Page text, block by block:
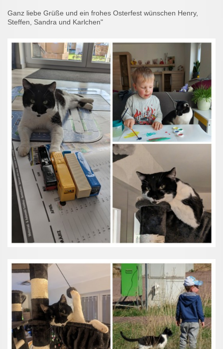
Ganz liebe Grüße und ein frohes Osterfest wünschen Henry,
Steffen, Sandra und Karlchen"